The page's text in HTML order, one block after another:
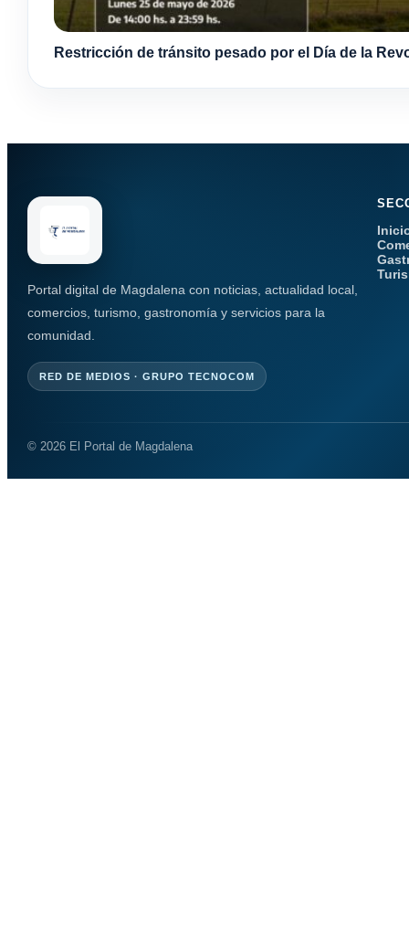
Restricción de tránsito pesado por el Día de la
Portal digital de Magdalena con noticias, actualidad local,
comercios, turismo, gastronomía y servicios para la
comunidad.
RED DE MEDIOS · GRUPO TECNOCOM
© 2026 El Portal de Magdalena